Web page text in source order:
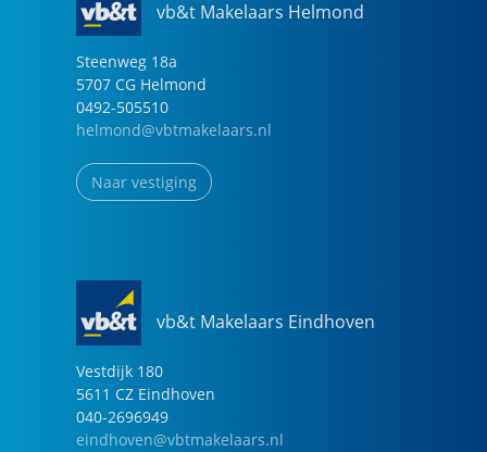
vb&t Makelaars Helmond
Steenweg 18a
5707 CG Helmond
0492-505510
helmond@vbtmakelaars.nl
Naar vestiging
vb&t Makelaars Eindhoven
Vestdijk 180
5611 CZ Eindhoven
040-2696949
eindhoven@vbtmakelaars.nl